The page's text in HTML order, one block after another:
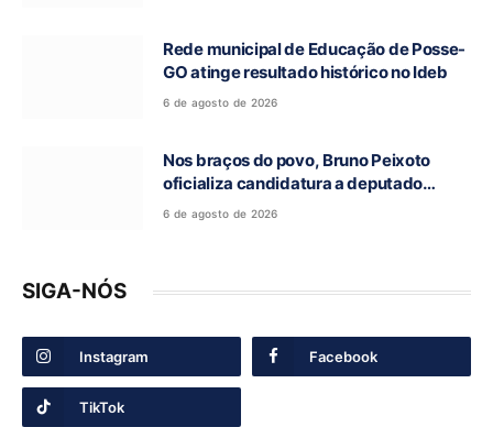
Rede municipal de Educação de Posse-
GO atinge resultado histórico no Ideb
6 de agosto de 2026
Nos braços do povo, Bruno Peixoto
oficializa candidatura a deputado
federal em convenção do União Brasil
6 de agosto de 2026
SIGA-NÓS
Instagram Facebook
TikTok